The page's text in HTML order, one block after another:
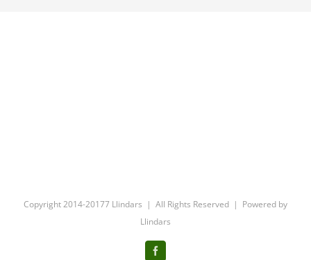
Copyright 2014-20177 Llindars | All Rights Reserved | Powered by
Llindars
Facebook